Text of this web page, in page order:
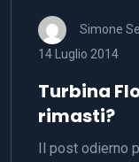
Simone
14 Luglio 2014
Turbina
rimasti?
Il post odierno